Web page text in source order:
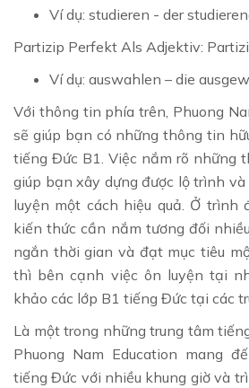
Ví dụ: studieren - der
Partizip Perfekt Als Adjektiv:
Ví dụ: auswahlen – die
Với thông tin phía trên, Phuong
sẽ giúp bạn có những thông tin
tiếng Đức B1. Việc nắm rõ những
giúp bạn xây dựng được lộ trình
luyện một cách hiệu quả. Ở trình
kiến thức cần nắm tương đối
ngắn thời gian và đạt mục tiêu
thì bên cạnh việc ôn luyện tại
khảo các lớp B1 tiếng Đức tại các
Là một trong những trung tâm
Phuong Nam Education mang
tiếng Đức với nhiều khung giờ và